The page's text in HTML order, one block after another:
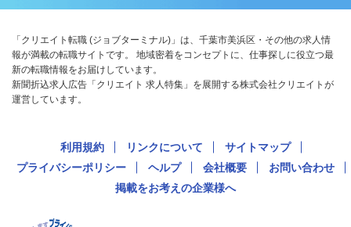
「クリエイト転職 (ジョブターミナル)」は、千葉市美浜区・その他の求人情
報が満載の転職サイトです。 地域密着をコンセプトに、仕事探しに役立つ最
新の転職情報をお届けしています。
新聞折込求人広告「クリエイト 求人特集」を展開する株式会社クリエイトが
運営しています。
利用規約 リンクについて
サイトマップ
プライバシーポリシー
ヘルプ 会社概要
お問い合わせ
掲載をお考えの企業様へ